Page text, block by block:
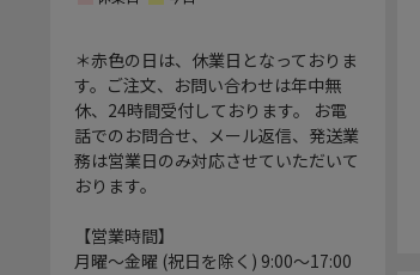
＊赤色の日は、休業日となっておりま
す。ご注文、お問い合わせは年中無
休、24時間受付しております。 お電
話でのお問合せ、メール返信、発送業
務は営業日のみ対応させていただいて
おります。
【営業時間】
月曜～金曜 (祝日を除く) 9:00～17:00